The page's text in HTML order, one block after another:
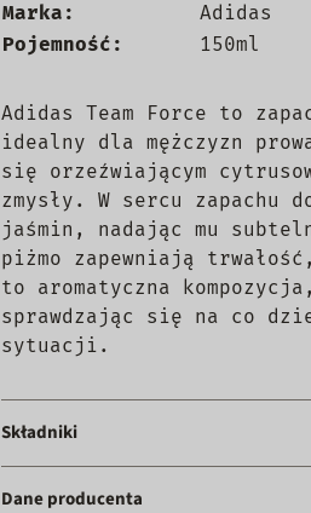
Marka:
Adidas
Pojemność:
150ml
Adidas Team Force to
idealny dla mężczyzn
się orzeźwiającym
zmysły. W sercu
jaśmin, nadając mu
piżmo zapewniają
to aromatyczna
sprawdzając się na co
sytuacji.
Składniki
Dane producenta